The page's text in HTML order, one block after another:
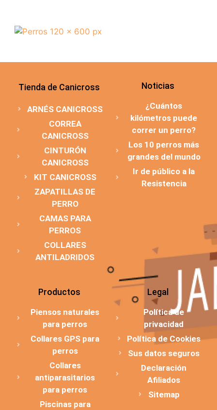
Tienda de Canicross
ARNÉS CANICROSS
CORREA
CANICROSS
CINTURÓN
CANICROSS
KIT CANICROSS
ZAPATILLAS DE
PERRO
CAMAS PARA
PERROS
COLLARES
ANTILADRIDOS
Noticias
¿Cuántos
kilómetros puede
correr un perro?
Los 10 perros más
grandes del mundo
Ir de público a la
Resistencia
Productos
Piensos naturales
para perros
Collares GPS para
perros
Collares
antiparasitarios
para perros
Piscinas para
Legal
Política de
privacidad
Política de Cookies
Sus datos seguros
Declaración
Afiliados
Sitemap